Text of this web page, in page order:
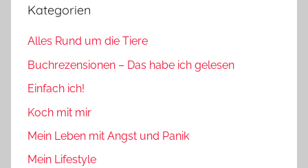
Kategorien
Alles Rund um die Tiere
Buchrezensionen – Das habe ich gelesen
Einfach ich!
Koch mit mir
Mein Leben mit Angst und Panik
Mein Lifestyle